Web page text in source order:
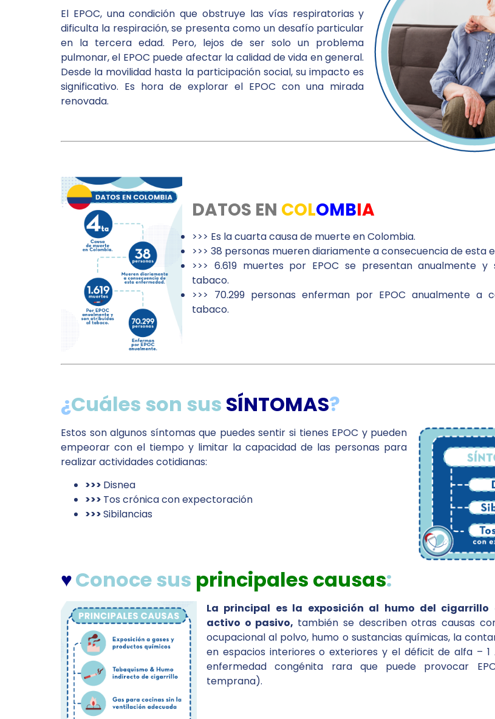
El EPOC, una condición que obstruye las vías respiratorias y
dificulta la respiración, se presenta como un desafío particular
en la tercera edad. Pero, lejos de ser solo un problema
pulmonar, el EPOC puede afectar la calidad de vida en general.
Desde la movilidad hasta la participación social, su impacto es
significativo. Es hora de explorar el EPOC con una mirada
renovada.
DATOS EN COLOMBIA
>>> Es la cuarta causa de muerte en Colombia.
>>> 38 personas mueren diariamente a consecuencia de esta
>>> 6.619 muertes por EPOC se presentan anualmente y
tabaco.
>>> 70.299 personas enferman por EPOC anualmente a
tabaco.
¿Cuáles son sus SÍNTOMAS?
Estos son algunos síntomas que puedes sentir si tienes EPOC y pueden
empeorar con el tiempo y limitar la capacidad de las personas para
realizar actividades cotidianas:
>>> Disnea
>>> Tos crónica con expectoración
>>>Sibilancias
♥Conoce sus principales causas:
La principal es la exposición al humo del cigarrillo
activo o pasivo, también se describen otras causas
ocupacional al polvo, humo o sustancias químicas, la
en espacios interiores o exteriores y el déficit de alfa – 1
enfermedad congénita rara que puede provocar
temprana).